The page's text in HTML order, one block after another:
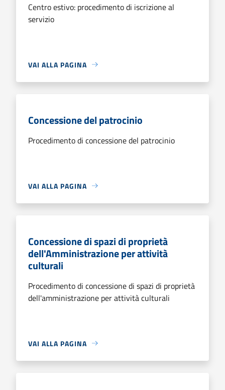
Centro estivo: procedimento di iscrizione al
servizio
VAI ALLA PAGINA
Concessione del patrocinio
Procedimento di concessione del patrocinio
VAI ALLA PAGINA
Concessione di spazi di proprietà
dell'Amministrazione per attività
culturali
Procedimento di concessione di spazi di proprietà
dell'amministrazione per attività culturali
VAI ALLA PAGINA